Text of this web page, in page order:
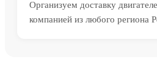
Организуем доставку
компанией из любого региона